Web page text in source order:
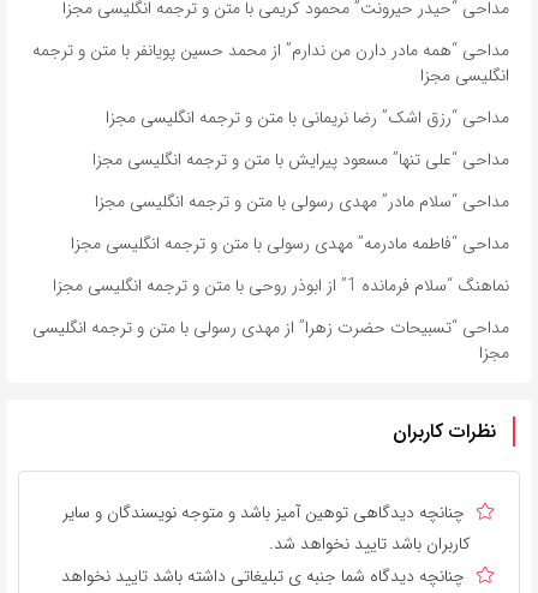
مداحی “حیدر حیرونت” محمود کریمی با متن و ترجمه انگلیسی مجزا
مداحی “همه مادر دارن من ندارم” از محمد حسین پویانفر با متن و ترجمه
انگلیسی مجزا
مداحی “رزق اشک” رضا نریمانی با متن و ترجمه انگلیسی مجزا
مداحی “علی تنها” مسعود پیرایش با متن و ترجمه انگلیسی مجزا
مداحی “سلام مادر” مهدی رسولی با متن و ترجمه انگلیسی مجزا
مداحی “فاطمه مادرمه” مهدی رسولی با متن و ترجمه انگلیسی مجزا
نماهنگ “سلام فرمانده 1” از ابوذر روحی با متن و ترجمه انگلیسی مجزا
مداحی “تسبیحات حضرت زهرا” از مهدی رسولی با متن و ترجمه انگلیسی
مجزا
نظرات کاربران
چنانچه دیدگاهی توهین آمیز باشد و متوجه نویسندگان و سایر
کاربران باشد تایید نخواهد شد.
چنانچه دیدگاه شما جنبه ی تبلیغاتی داشته باشد تایید نخواهد